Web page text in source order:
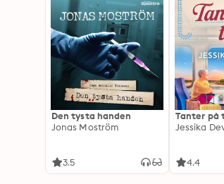
Den tysta handen
Jonas Moström
3.5
Tanter på
Jessika
4.4